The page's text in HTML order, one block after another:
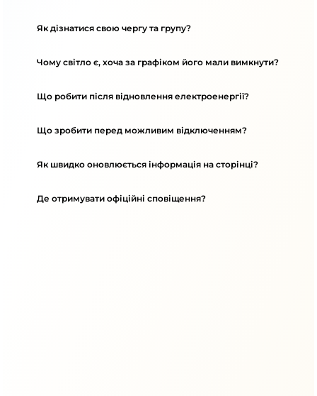
Як дізнатися свою чергу та групу?
Чому світло є, хоча за графіком його мали вимкнути?
Що робити після відновлення електроенергії?
Що зробити перед можливим відключенням?
Як швидко оновлюється інформація на сторінці?
Де отримувати офіційні сповіщення?